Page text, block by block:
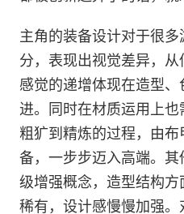
主角的装备设计对于很
分，表现出视觉差异，
感觉的递增体现在造型
进。同时在材质运用上
粗犷到精炼的过程，由
备，一步步迈入高端。
级增强概念，造型结构
稀有，设计感慢慢加强